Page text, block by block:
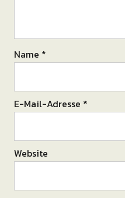
Name *
E-Mail-Adresse *
Website